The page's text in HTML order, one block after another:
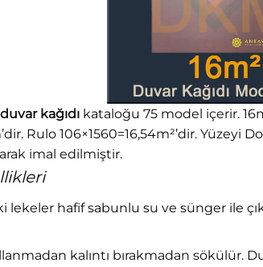
kağıdı kataloğu 75 model içerir.
Rulo 106×1560=16,54m²’dir. Yüzeyi
imal edilmiştir.
hafif sabunlu su ve sünger ile
kalıntı bırakmadan sökülür.